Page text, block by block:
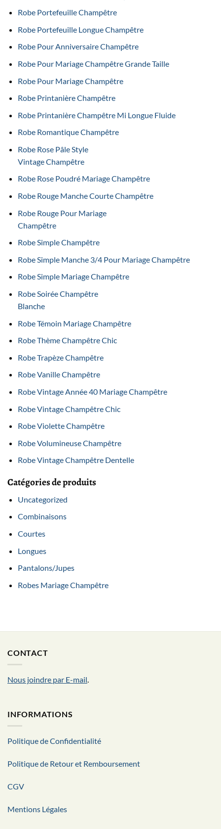
Robe Portefeuille Champêtre
Robe Portefeuille Longue Champêtre
Robe Pour Anniversaire Champêtre
Robe Pour Mariage Champêtre Grande Taille
Robe Pour Mariage Champêtre
Robe Printanière Champêtre
Robe Printanière Champêtre Mi Longue Fluide
Robe Romantique Champêtre
Robe Rose Pâle Style
Vintage Champêtre
Robe Rose Poudré Mariage Champêtre
Robe Rouge Manche Courte Champêtre
Robe Rouge Pour Mariage
Champêtre
Robe Simple Champêtre
Robe Simple Manche 3/4 Pour Mariage Champêtre
Robe Simple Mariage Champêtre
Robe Soirée Champêtre
Blanche
Robe Témoin Mariage Champêtre
Robe Thème Champêtre Chic
Robe Trapèze Champêtre
Robe Vanille Champêtre
Robe Vintage Année 40 Mariage Champêtre
Robe Vintage Champêtre Chic
Robe Violette Champêtre
Robe Volumineuse Champêtre
Robe Vintage Champêtre Dentelle
Catégories de produits
Uncategorized
Combinaisons
Courtes
Longues
Pantalons/Jupes
Robes Mariage Champêtre
CONTACT
Nous joindre par E-mail.
INFORMATIONS
Politique de Confidentialité
Politique de Retour et Remboursement
CGV
Mentions Légales